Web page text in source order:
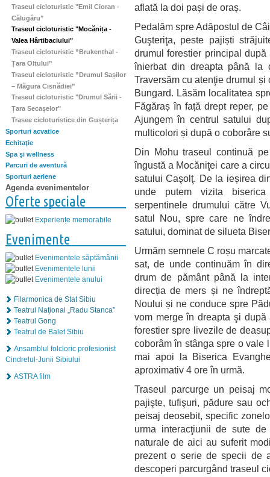
Traseul cicloturistic "Emil Cioran -
Călugăru"
Traseul cicloturistic "Mocănița -
Valea Hârtibaciului"
Traseul cicloturistic ”Brukenthal -
Țara Oltului”
Traseul cicloturistic ”Drumul Sașilor
– Măgura Cisnădiei”
Traseul cicloturistic "Drumul Sării -
Țara Secașelor"
Trasee cicloturistice din Gușterița
Sporturi acvatice
Echitaţie
Spa şi wellness
Parcuri de aventură
Sporturi aeriene
Agenda evenimentelor
Oferte speciale
Experiențe memorabile
Evenimente
Evenimentele săptămânii
Evenimentele lunii
Evenimentele anului
Filarmonica de Stat Sibiu
Teatrul Naţional „Radu Stanca”
Teatrul Gong
Teatrul de Balet Sibiu
Ansamblul folcloric profesionist
Cindrelul-Junii Sibiului
ASTRA film
aflată la doi pași de oraș.
Pedalăm spre Adăpostul de
Guşteriţa, peste pajiști
drumul forestier principal
înierbat din dreapta până la
Traversăm cu atenţie drumul
Bungard. Lăsăm localitatea
Făgăraș în față drept reper,
Ajungem în centrul satului
multicolori și după o coborâre
Din Mohu traseul continuă
îngustă a Mocăniţei care a
satului Caşolţ. De la ieșirea
unde putem vizita
serpentinele drumului către
satul Nou, spre care ne
satului, dominat de silueta
Urmăm semnele C roșu
sat, de unde continuăm în
drum de pământ până la
direcția de mers și ne
Noului și ne conduce spre
vom merge în dreapta şi
forestier spre livezile de
coborâm în stânga spre o vale
mai apoi la Biserica
aproximativ 4 ore în urmă.
Traseul parcurge un peisaj
pajişte, tufişuri, pădure sau
peisaj deosebit, specific
urma interacţiunii de sute
naturale de aici au suferit
prezent o serie de specii de
descoperi parcurgând traseul